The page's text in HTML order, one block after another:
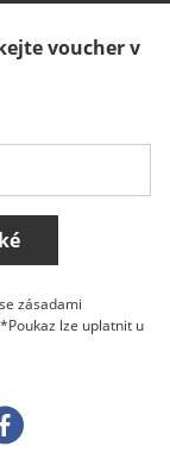
Norge
voucher v
zásadami
lze uplatnit u